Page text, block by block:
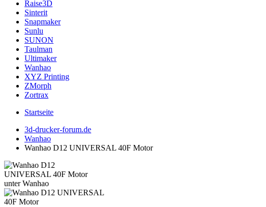
Raise3D
Sinterit
Snapmaker
Sunlu
SUNON
Taulman
Ultimaker
Wanhao
XYZ Printing
ZMorph
Zortrax
Startseite
3d-drucker-forum.de
Wanhao
Wanhao D12 UNIVERSAL 40F Motor